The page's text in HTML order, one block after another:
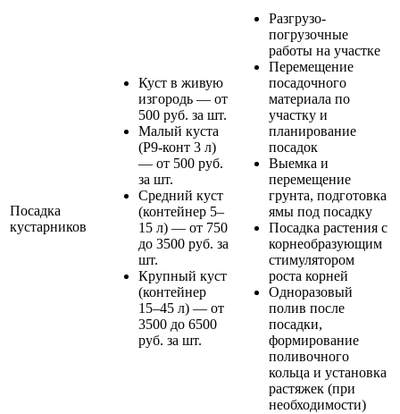
Посадка
кустарников
Куст в живую
изгородь — от
500 руб. за шт.
Малый куста
(Р9-конт 3 л)
— от 500 руб.
за шт.
Средний куст
(контейнер 5–
15 л) — от 750
до 3500 руб. за
шт.
Крупный куст
(контейнер
15–45 л) — от
3500 до 6500
руб. за шт.
Разгрузо-
погрузочные
работы на участке
Перемещение
посадочного
материала по
участку и
планирование
посадок
Выемка и
перемещение
грунта, подготовка
ямы под посадку
Посадка растения с
корнеобразующим
стимулятором
роста корней
Одноразовый
полив после
посадки,
формирование
поливочного
кольца и установка
растяжек (при
необходимости)